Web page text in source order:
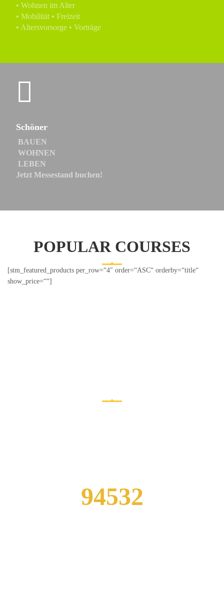
• Wohnen im Alter
• Mobilität • Freizeit
• Altersvorsorge • Vorträge
Schöner
BAUEN
WOHNEN
LEBEN
Jetzt Messestand buchen!
POPULAR COURSES
[stm_featured_products per_row=“4″ order=“ASC“ orderby=“title“
show_price=““]
94532